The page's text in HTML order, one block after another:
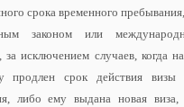
срока временного
законом или
исключением случаев, когда
продлен срок действия
либо ему выдана новая